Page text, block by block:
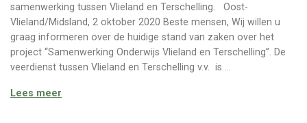
samenwerking tussen Vlieland en Terschelling. Oost-
Vlieland/Midsland, 2 oktober 2020 Beste mensen, Wij willen u
graag informeren over de huidige stand van zaken over het
project “Samenwerking Onderwijs Vlieland en Terschelling”. De
veerdienst tussen Vlieland en Terschelling v.v. is …
Lees meer